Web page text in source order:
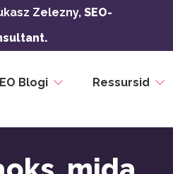
Zelezny,SEO-
Blogi
Ressursid